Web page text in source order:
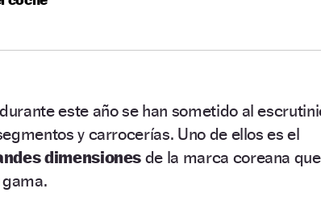
este año se han sometido al
y carrocerías. Uno de ellos es el
dimensionesde la marca coreana que